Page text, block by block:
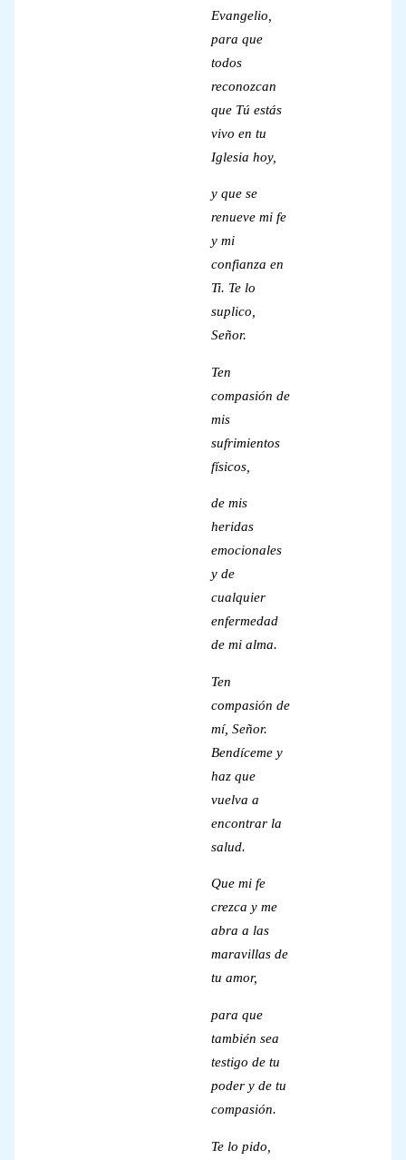
Evangelio,
para que
todos
reconozcan
que Tú estás
vivo en tu
Iglesia hoy,
y que se
renueve mi fe
y mi
confianza en
Ti. Te lo
suplico,
Señor.
Ten
compasión de
mis
sufrimientos
físicos,
de mis
heridas
emocionales
y de
cualquier
enfermedad
de mi alma.
Ten
compasión de
mí, Señor.
Bendíceme y
haz que
vuelva a
encontrar la
salud.
Que mi fe
crezca y me
abra a las
maravillas de
tu amor,
para que
también sea
testigo de tu
poder y de tu
compasión.
Te lo pido,